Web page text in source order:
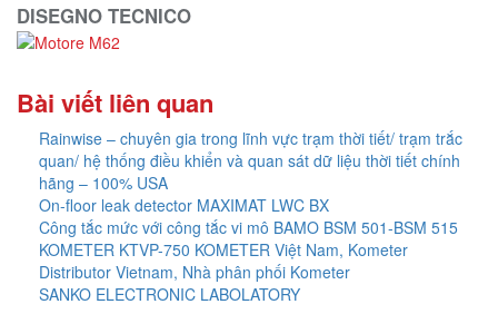
DISEGNO TECNICO
Bài viết liên quan
Rainwise – chuyên gia trong lĩnh vực trạm thời tiết/ trạm trắc
quan/ hệ thống điều khiển và quan sát dữ liệu thời tiết chính
hãng – 100% USA
On-floor leak detector MAXIMAT LWC BX
Công tắc mức với công tắc vi mô BAMO BSM 501-BSM 515
KOMETER KTVP-750 KOMETER Việt Nam, Kometer
Distributor Vietnam, Nhà phân phối Kometer
SANKO ELECTRONIC LABOLATORY